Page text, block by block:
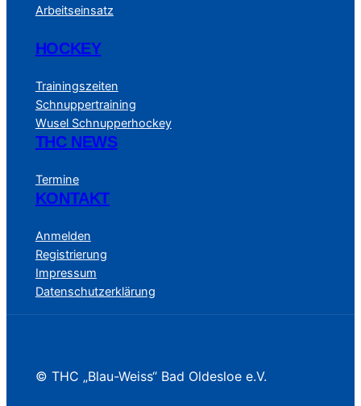
Arbeitseinsatz
HOCKEY
Trainingszeiten
Schnuppertraining
Wusel Schnupperhockey
THC NEWS
Termine
KONTAKT
Anmelden
Registrierung
Impressum
Datenschutzerklärung
© THC „Blau-Weiss“ Bad Oldesloe e.V.